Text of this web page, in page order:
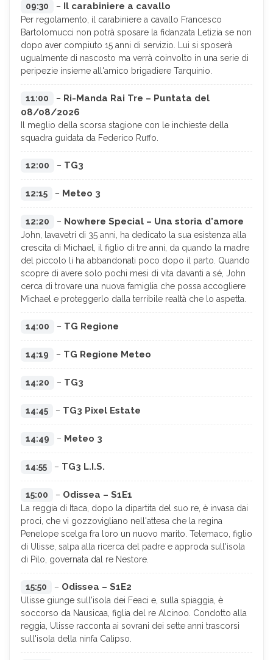
09:30 – Il carabiniere a cavallo
Per regolamento, il carabiniere a cavallo Francesco
Bartolomucci non potrà sposare la fidanzata Letizia se non
dopo aver compiuto 15 anni di servizio. Lui si sposerà
ugualmente di nascosto ma verrà coinvolto in una serie di
peripezie insieme all'amico brigadiere Tarquinio.
11:00 – Ri-Manda Rai Tre – Puntata del
08/08/2026
Il meglio della scorsa stagione con le inchieste della
squadra guidata da Federico Ruffo.
12:00 – TG3
12:15 – Meteo 3
12:20 – Nowhere Special – Una storia d'amore
John, lavavetri di 35 anni, ha dedicato la sua esistenza alla
crescita di Michael, il figlio di tre anni, da quando la madre
del piccolo li ha abbandonati poco dopo il parto. Quando
scopre di avere solo pochi mesi di vita davanti a sé, John
cerca di trovare una nuova famiglia che possa accogliere
Michael e proteggerlo dalla terribile realtà che lo aspetta.
14:00 – TG Regione
14:19 – TG Regione Meteo
14:20 – TG3
14:45 – TG3 Pixel Estate
14:49 – Meteo 3
14:55 – TG3 L.I.S.
15:00 – Odissea – S1E1
La reggia di Itaca, dopo la dipartita del suo re, è invasa dai
proci, che vi gozzovigliano nell'attesa che la regina
Penelope scelga fra loro un nuovo marito. Telemaco, figlio
di Ulisse, salpa alla ricerca del padre e approda sull'isola
di Pilo, governata dal re Nestore.
15:50 – Odissea – S1E2
Ulisse giunge sull'isola dei Feaci e, sulla spiaggia, è
soccorso da Nausicaa, figlia del re Alcinoo. Condotto alla
reggia, Ulisse racconta ai sovrani dei sette anni trascorsi
sull'isola della ninfa Calipso.